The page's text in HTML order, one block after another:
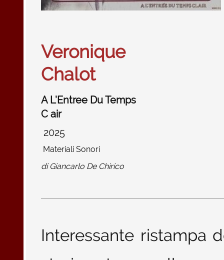
Veronique
Chalot
A L’Entree Du Temps
C air
2025
Materiali Sonori
di Giancarlo De Chirico
Interessante ristampa